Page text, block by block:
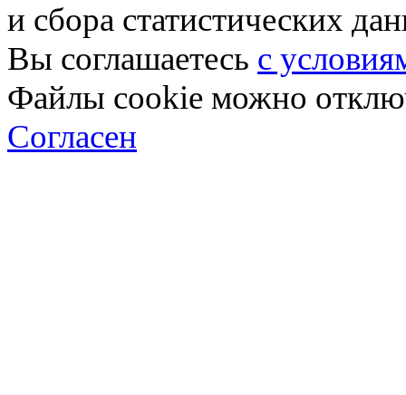
и сбора статистических
Вы соглашаетесь с
Файлы cookie можно
Согласен